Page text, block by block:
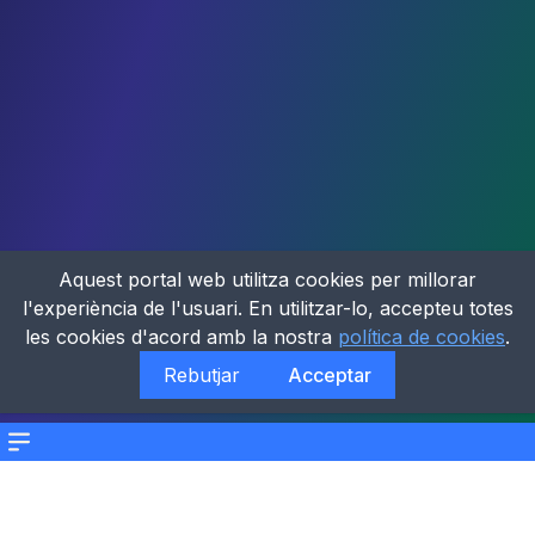
Menu
Aquest portal web utilitza cookies per millorar
l'experiència de l'usuari. En utilitzar-lo, accepteu totes
les cookies d'acord amb la nostra política de cookies.
Rebutjar
Acceptar